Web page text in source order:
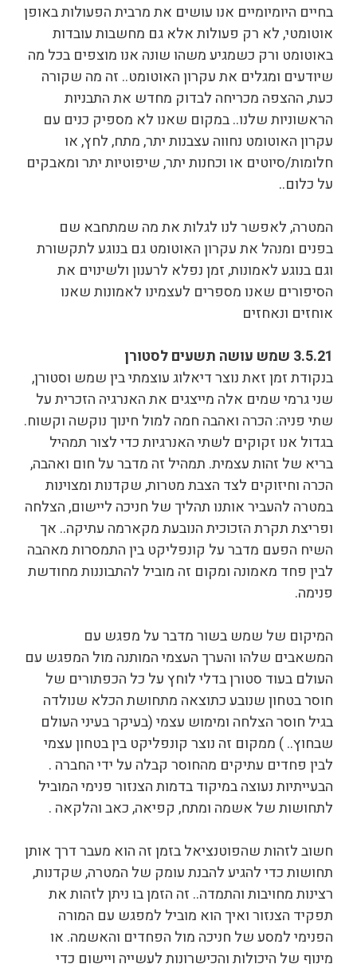
בחיים היומיומיים אנו עושים את מרבית הפעולות באופן
אוטומטי, לא רק פעולות אלא גם מחשבות עובדות
באוטומט ורק כשמגיע משהו שונה אנו מוצפים בכל מה
שיודעים ומגלים את עקרון האוטומט.. זה מה שקורה
כעת, ההצפה מכריחה לבדוק מחדש את התבניות
הראשוניות שלנו.. במקום שאנו לא מספיק כנים עם
עקרון האוטומט נחווה עצבנות יתר, מתח, לחץ, או
חלומות/סיוטים או וכחנות יתר, שיפוטיות יתר ומאבקים
על כלום..
המטרה, לאפשר לנו לגלות את מה שמתחבא שם
בפנים ומנהל את עקרון האוטומט גם בנוגע לתקשורת
וגם בנוגע לאמונות, זמן נפלא לרענון ולשינוים את
הסיפורים שאנו מספרים לעצמינו לאמונות שאנו
אוחזים ונאחזים
3.5.21 שמש עושה תשעים לסטורן
בנקודת זמן זאת נוצר דיאלוג עוצמתי בין שמש וסטורן,
שני גרמי שמים אלה מייצגים את האנרגיה הזכרית על
שתי פניה: הכרה ואהבה חמה למול חינוך נוקשה וקשוח.
בגדול אנו זקוקים לשתי האנרגיות כדי לצור תמהיל
בריא של זהות עצמית. תמהיל זה מדבר על חום ואהבה,
הכרה וחיזוקים לצד הצבת מטרות, שקדנות ומצוינות
במטרה להעביר אותנו תהליך של חניכה ליישום, הצלחה
ופריצת תקרת הזכוכית הנובעת מקארמה עתיקה.. אך
השיח הפעם מדבר על קונפליקט בין התמסרות מאהבה
לבין פחד מאמונה ומקום זה מוביל להתבוננות מחודשת
פנימה.
המיקום של שמש בשור מדבר על מפגש עם
המשאבים שלהו והערך העצמי המותנה מול המפגש עם
העולם בעוד סטורן בדלי לוחץ על כל הכפתורים של
חוסר בטחון שנובע כתוצאה מתחושת הכלא שנולדה
בגיל חוסר הצלחה ומימוש עצמי (בעיקר בעיני העולם
שבחוץ.. ) ממקום זה נוצר קונפליקט בין בטחון עצמי
לבין פחדים עתיקים מהחוסר קבלה על ידי החברה .
הבעייתיות נעוצה במיקוד בדמות הצנזור פנימי המוביל
לתחושות של אשמה ומתח, קפיאה, כאב והלקאה .
חשוב לזהות שהפוטנציאל בזמן זה הוא מעבר דרך אותן
תחושות כדי להגיע להבנת עומק של המטרה, שקדנות,
רצינות מחויבות והתמדה.. זה הזמן בו ניתן לזהות את
תפקיד הצנזור ואיך הוא מוביל למפגש עם המורה
הפנימי למסע של חניכה מול הפחדים והאשמה. או
מינוף של היכולות והכישרונות לעשייה ויישום כדי